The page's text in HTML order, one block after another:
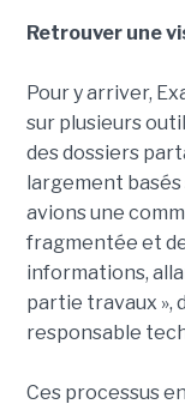
Retrouver une
Pour y arriver,
sur plusieurs
des dossiers
largement
avions une
fragmentée et
informations,
partie travaux »,
responsable
Ces processus